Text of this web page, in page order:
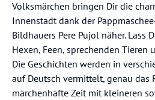
Volksmärchen bringen Dir die
Innenstadt dank der
Bildhauers Pere Pujol näher. Lass
Hexen, Feen, sprechenden
Die Geschichten werden in
auf Deutsch vermittelt, genau das
märchenhafte Zeit mit kleineren